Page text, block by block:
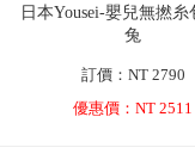
日本Yousei-嬰兒無撚
兔
訂價：NT 2790
優惠價：NT 2511